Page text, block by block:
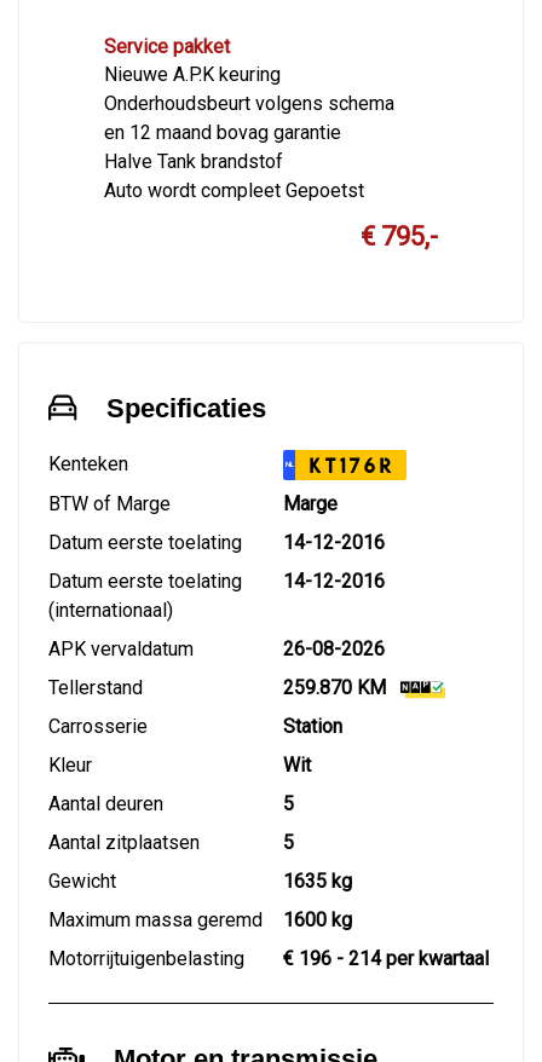
Service pakket
Nieuwe A.P.K keuring
Onderhoudsbeurt volgens schema
en 12 maand bovag garantie
Halve Tank brandstof
Auto wordt compleet Gepoetst
€ 795,-
Specificaties
Kenteken NL KT176R
BTW of Marge
Marge
Datum eerste toelating
14-12-2016
Datum eerste toelating
(internationaal)
14-12-2016
APK vervaldatum
26-08-2026
Tellerstand
259.870 KM
Carrosserie
Station
Kleur
Wit
Aantal deuren
5
Aantal zitplaatsen
5
Gewicht
1635 kg
Maximum massa geremd
1600 kg
Motorrijtuigenbelasting
€ 196 - 214 per kwartaal